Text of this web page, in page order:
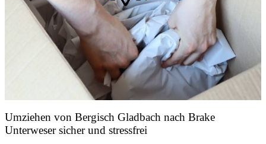
Umziehen von Bergisch Gladbach nach Brake
Unterwesersicher und stressfrei